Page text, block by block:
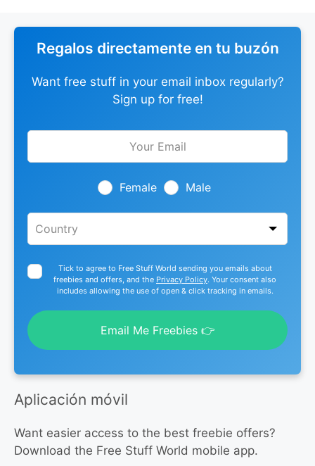
Regalos directamente en tu buzón
Want free stuff in your email inbox regularly?
Sign up for free!
Leave
Female Male
Tick to agree to Free Stuff World sending you emails about
freebies and offers, and the Privacy Policy. Your consent also
includes allowing the use of open & click tracking in emails.
Email Me Freebies 👉
Aplicación móvil
Want easier access to the best freebie offers?
Download the Free Stuff World mobile app.